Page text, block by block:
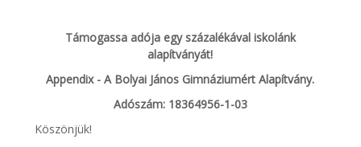
Támogassa adója egy százalékával iskolánk
alapítványát!
Appendix - A Bolyai János Gimnáziumért Alapítvány.
Adószám: 18364956-1-03
Köszönjük!